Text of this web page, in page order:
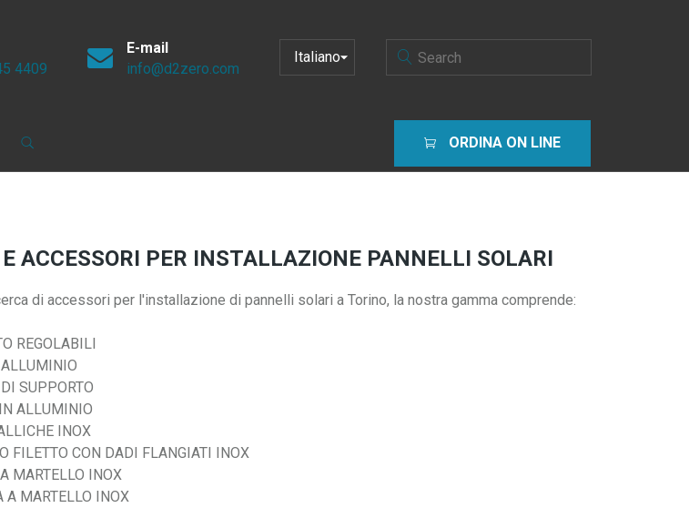
4409
E-mail
info@d2zero.com
UNA
ORDINA ON LINE
ACCESSORI PER INSTALLAZIONE PANNELLI SOLARI
di accessori per l'installazione di pannelli solari a Torino, la nostra gamma comprende:
REGOLABILI
SUPPORTO
ALLUMINIO
INOX
FILETTO CON DADI FLANGIATI INOX
MARTELLO INOX
A MARTELLO INOX